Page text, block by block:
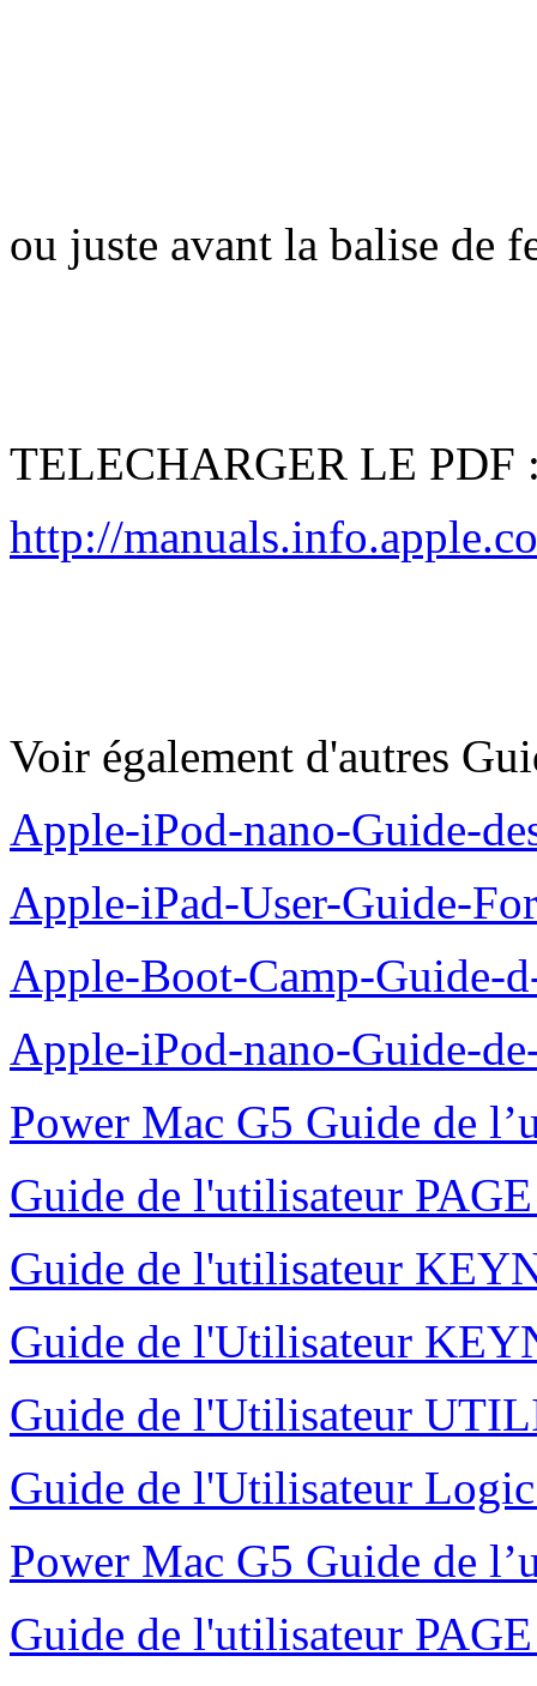
ou juste avant la balise de
TELECHARGER LE PDF
http://
Voir également d'autres
Apple-iPod-nano-Guide-
Apple-iPad-User-Guide-
Apple-Boot-Camp-Guide-
Apple-iPod-nano-Guide-
Power Mac G5 Guide de
Guide de l'utilisateur
Guide de l'utilisateur
Guide de l'Utilisateur
Guide de l'Utilisateur
Guide de l'Utilisateur
Power Mac G5 Guide de
Guide de l'utilisateur